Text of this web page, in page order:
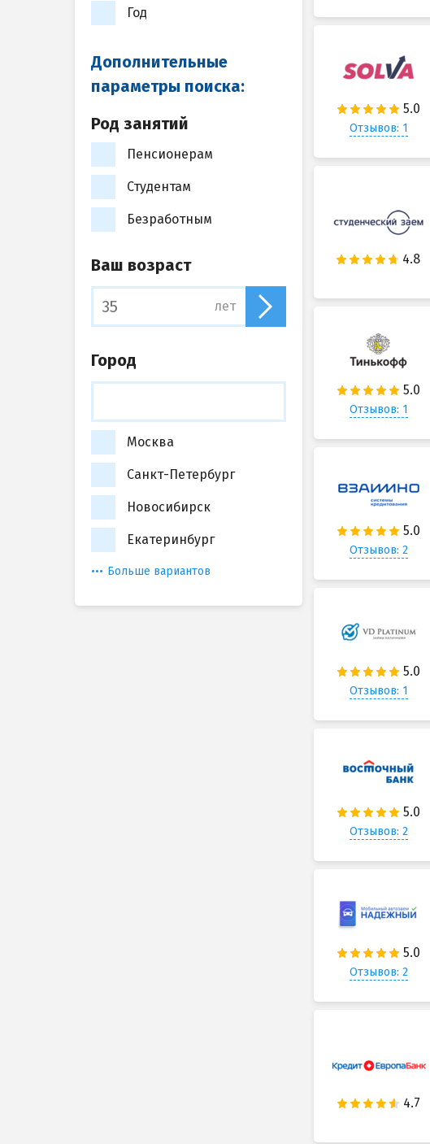
Отзывов: 1
Отзывов: 1
Отзывов: 2
Отзывов: 1
Отзывов: 2
Отзывов: 2
Год
Дополнительные
параметры поиска:
Род занятий
Пенсионерам
Студентам
Безработным
Ваш возраст
лет
Город
Москва
Санкт-Петербург
Новосибирск
Екатеринбург
Больше вариантов